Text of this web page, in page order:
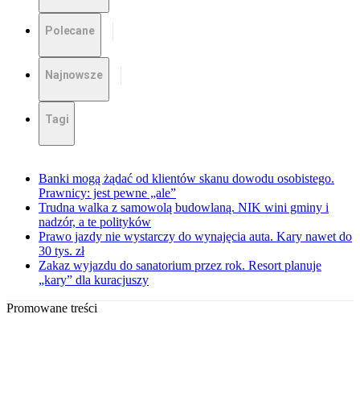
Polecane
Najnowsze
Tagi
Banki mogą żądać od klientów skanu dowodu osobistego.
Prawnicy: jest pewne „ale”
Trudna walka z samowolą budowlaną. NIK wini gminy i
nadzór, a te polityków
Prawo jazdy nie wystarczy do wynajęcia auta. Kary nawet do
30 tys. zł
Zakaz wyjazdu do sanatorium przez rok. Resort planuje
„kary” dla kuracjuszy
Promowane treści